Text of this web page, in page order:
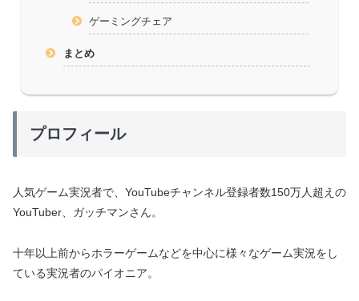
ゲーミングチェア
まとめ
プロフィール
人気ゲーム実況者で、YouTubeチャンネル登録者数150万人超えの
YouTuber、ガッチマンさん。
十年以上前からホラーゲームなどを中心に様々なゲーム実況をし
ている実況者のパイオニア。